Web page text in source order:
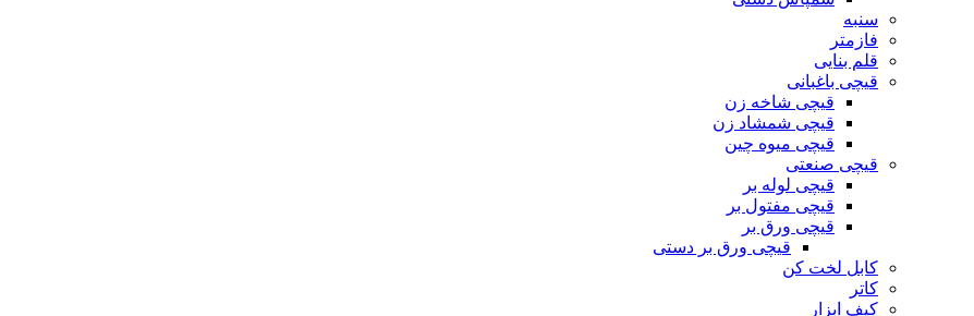
سنبه
فازمتر
قلم بنایی
قیچی باغبانی
قیچی شاخه زن
قیچی شمشاد زن
قیچی میوه چین
قیچی صنعتی
قیچی لوله بر
قیچی مفتول بر
قیچی ورق بر
قیچی ورق بر دستی
کابل لخت کن
کاتر
کیف ابزار